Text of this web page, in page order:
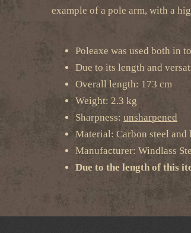
example of a pole arm, with a
Poleaxe was used both in
Due to its length and
Overall length: 173 cm
Weight: 2.3 kg
Sharpness: unsharpened
Material: Carbon steel and
Manufacturer: Windlass
Due to the length of this